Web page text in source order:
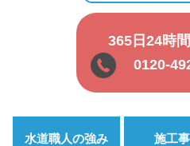
365日24時
0120-
水道職人の強み 施工